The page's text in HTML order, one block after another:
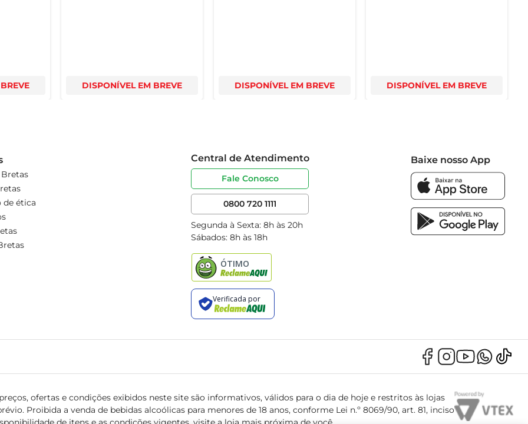
DISPONÍVEL EM BREVE DISPONÍVEL EM BREVE DISPONÍVEL EM BREVE
de ética
Central de Atendimento
Fale Conosco
0800 720 1111
Segunda à Sexta: 8h às 20h
Sábados: 8h às 18h
Baixe nosso App
ofertas e condições exibidos neste site são informativos, válidos para o dia de hoje e restritos às lojas
Proibida a venda de bebidas alcoólicas para menores de 18 anos, conforme Lei n.º 8069/90, art. 81, inciso